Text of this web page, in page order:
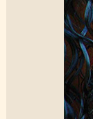
C'est
le.
J'ai
ni-